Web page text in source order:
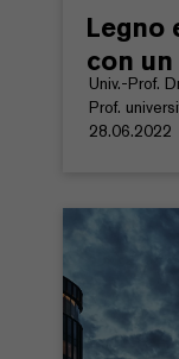
Legno
con
Univ.-Prof.
Prof.
28.06.2022